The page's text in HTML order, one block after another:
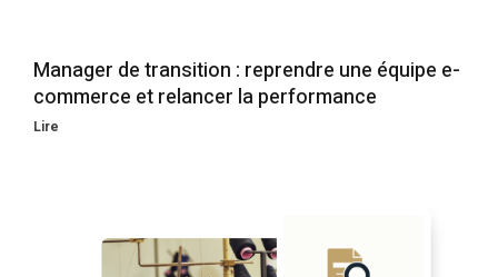
Manager de transition : reprendre une équipe e-
commerce et relancer la performance
Lire